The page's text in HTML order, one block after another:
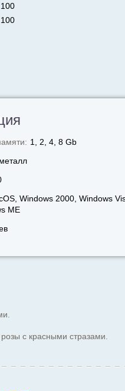
1, 2, 4, 8 Gb
металл
Windows 2000, Windows
МЕ
с красными стразами.